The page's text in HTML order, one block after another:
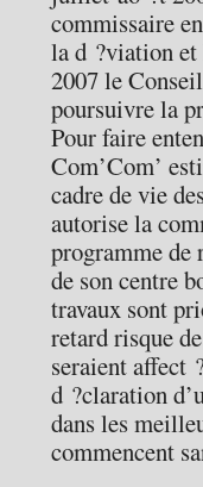
commissaire
la d ?viation
2007 le
poursuivre la
Pour faire
Com’Com’
cadre de vie
autorise la
programme de
de son centre
travaux sont
retard risque
seraient affect
d ?claration
dans les
commencent